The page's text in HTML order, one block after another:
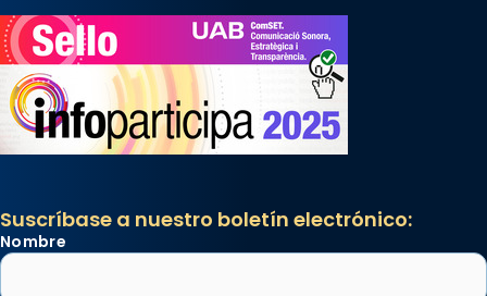
Suscríbase a nuestro boletín electrónico:
Nombre